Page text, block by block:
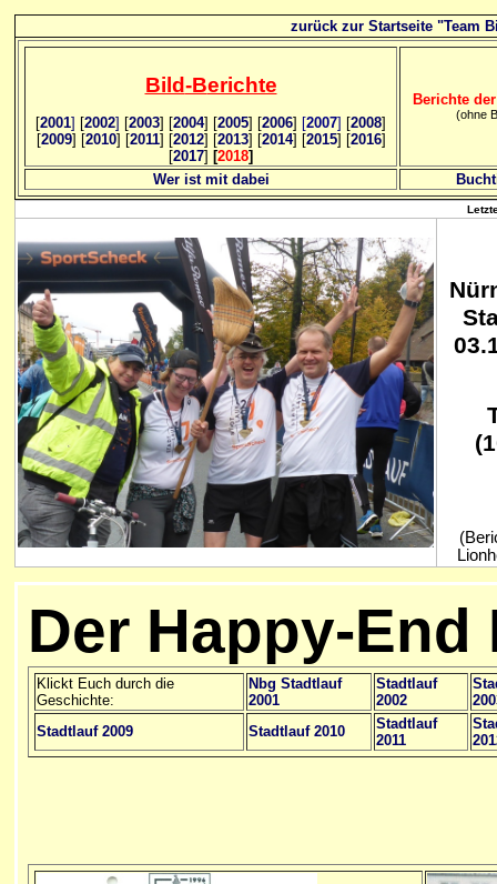
zurück zur Startseite "Team
Bild-Berichte
[2001] [2002] [2003] [2004] [2005] [2006] [2007] [2008]
[2009] [2010] [2011] [2012] [2013] [2014] [2015] [2016]
[2017] [2018]
Berichte
(ohne
Wer ist mit dabei
Der Happy-End
Klickt Euch durch die
Geschichte:
Nbg Stadtlauf
2001
Stadtlauf
2002
Stadtlauf 2009
Stadtlauf 2010
Stadtlauf
2011